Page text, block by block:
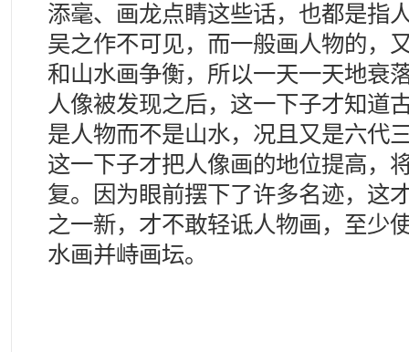
添毫、画龙点睛这些话，也都是指
吴之作不可见，而一般画人物的，
和山水画争衡，所以一天一天地衰
人像被发现之后，这一下子才知道
是人物而不是山水，况且又是六代
这一下子才把人像画的地位提高，
复。因为眼前摆下了许多名迹，这
之一新，才不敢轻诋人物画，至少
水画并峙画坛。